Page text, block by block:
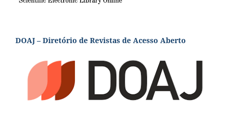
DOAJ – Diretório de Revistas de Acesso Aberto